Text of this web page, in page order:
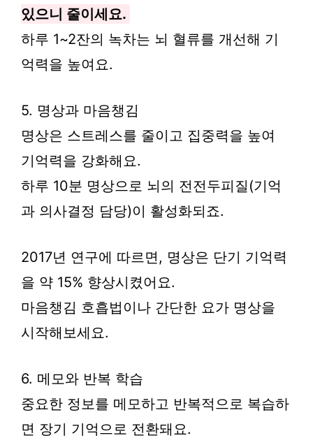
있으니 줄이세요.
하루 1~2잔의 녹차는 뇌 혈류를 개선해 기
억력을 높여요.
5. 명상과 마음챙김
명상은 스트레스를 줄이고 집중력을 높여
기억력을 강화해요.
하루 10분 명상으로 뇌의 전전두피질(기억
과 의사결정 담당)이 활성화되죠.
2017년 연구에 따르면, 명상은 단기 기억력
을 약 15% 향상시켰어요.
마음챙김 호흡법이나 간단한 요가 명상을
시작해보세요.
6. 메모와 반복 학습
중요한 정보를 메모하고 반복적으로 복습하
면 장기 기억으로 전환돼요.